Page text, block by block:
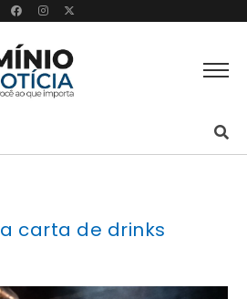
carta de drinks